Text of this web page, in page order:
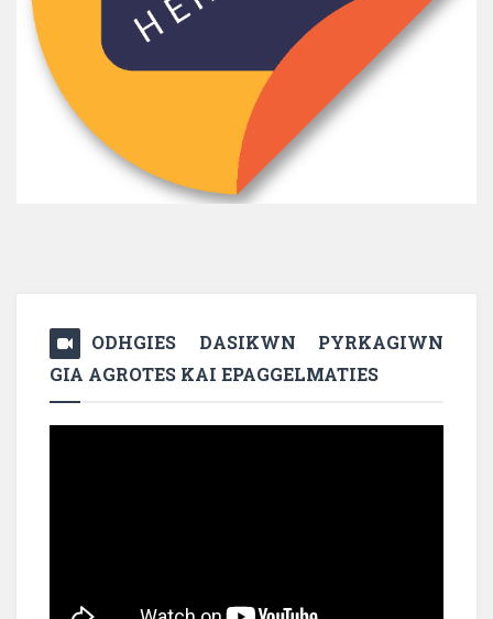
ODHGIES DASIKWN PYRKAGIWN
GIA AGROTES KAI EPAGGELMATIES